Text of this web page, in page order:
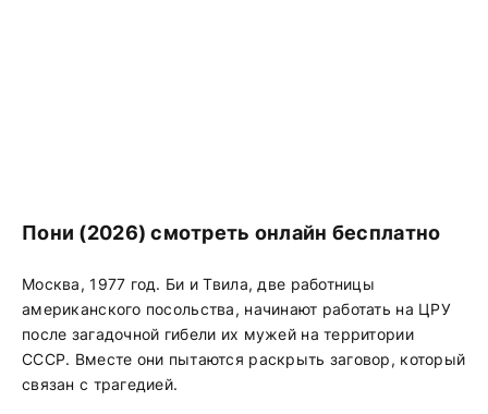
Пони (2026) смотреть онлайн бесплатно
Москва, 1977 год. Би и Твила, две работницы
американского посольства, начинают работать на ЦРУ
после загадочной гибели их мужей на территории
СССР. Вместе они пытаются раскрыть заговор, который
связан с трагедией.